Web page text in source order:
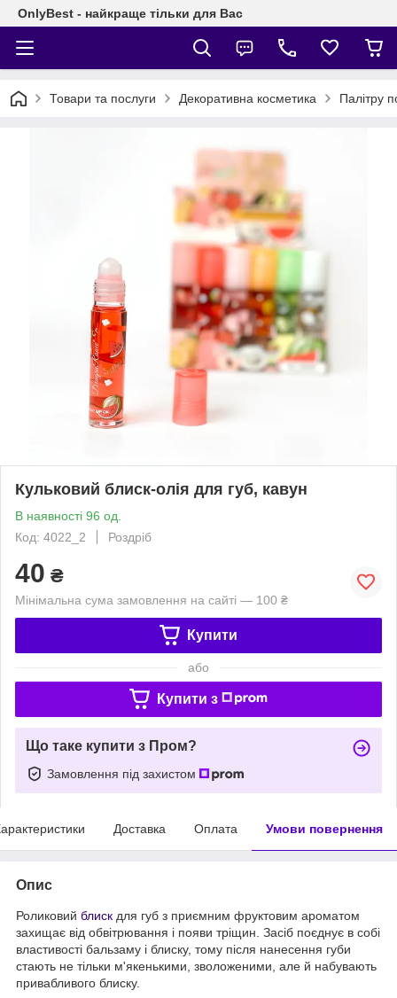
OnlyBest - найкраще тільки для Вас
Товари та послуги Декоративна косметика Палітру
Кульковий блиск-олія для губ, кавун
В наявності 96 од.
Код: 4022_2
Роздріб
40 ₴
Мінімальна сума замовлення на сайті — 100 ₴
Купити
або
Купити з
Що таке купити з Пром?
Замовлення під захистом
Доставка Оплата Умови повернення
Опис
Роликовий блиск для губ з приємним фруктовим ароматом
захищає від обвітрювання і появи тріщин. Засіб поєднує в собі
властивості бальзаму і блиску, тому після нанесення губи
стають не тільки м'якенькими, зволоженими, але й набувають
привабливого блиску.